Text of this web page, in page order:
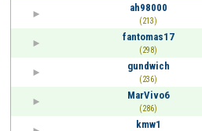
ah98000
(213)
fantomas17
(298)
gundwich
(236)
MarVivo6
(286)
kmw1